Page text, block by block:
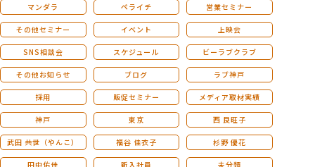
マンダラ ペライチ 営業セミナー
その他セミナー イベント 上映会
SNS相談会 スケジュール ビーラブクラブ
その他お知らせ ブログ ラブ神戸
採用 販促セミナー メディア取材実績
神戸 東京 西 良旺子
武田 共世（やんこ） 福谷 佳衣子 杉野 優花
田中佑佳 新入社員 未分類